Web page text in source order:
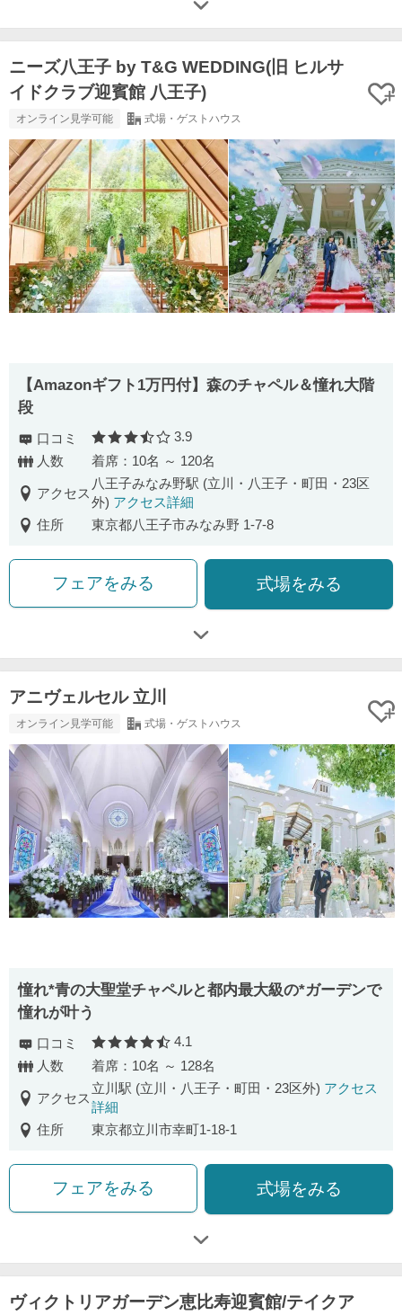
ニーズ八王子 by T&G WEDDING(旧 ヒルサ
イドクラブ迎賓館 八王子)
オンライン見学可能 式場・ゲストハウス
【Amazonギフト1万円付】森のチャペル＆憧れ大階
段
口コミ 口コミ評価
3.9
人数
着席：10名 ～ 120名
アクセス
八王子みなみ野駅 (立川・八王子・町田・23区
外) アクセス詳細
住所
東京都八王子市みなみ野 1-7-8
フェアをみる 式場をみる
アニヴェルセル 立川
オンライン見学可能 式場・ゲストハウス
憧れ*青の大聖堂チャペルと都内最大級の*ガーデンで
憧れが叶う
口コミ 口コミ評価
4.1
人数
着席：10名 ～ 128名
アクセス
立川駅 (立川・八王子・町田・23区外) アクセス
詳細
住所
東京都立川市幸町1-18-1
フェアをみる 式場をみる
ヴィクトリアガーデン恵比寿迎賓館/テイクア